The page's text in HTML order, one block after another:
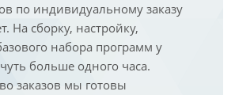
по индивидуальному заказу
На сборку, настройку,
набора программ у
больше одного часа.
заказов мы готовы